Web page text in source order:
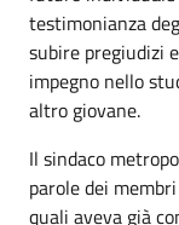
testimonianza
subire pregiudizi
impegno nello
altro giovane.
Il sindaco
parole dei
quali aveva già